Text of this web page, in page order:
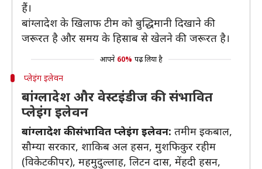
हैं।
बांग्लादेश के खिलाफ टीम को बुद्धिमानी दिखाने की
जरूरत है और समय के हिसाब से खेलने की जरूरत है।
आपने 60% पढ़ लिया है
प्लेइंग इलेवन
बांग्लादेश और वेस्टइंडीज की संभावित
प्लेइंग इलेवन
बांग्लादेश की संभावित प्लेइंग इलेवन: तमीम इकबाल,
सौम्या सरकार, शाकिब अल हसन, मुशफिकुर रहीम
(विकेटकीपर), महमुदुल्लाह, लिटन दास, मेंहदी हसन,